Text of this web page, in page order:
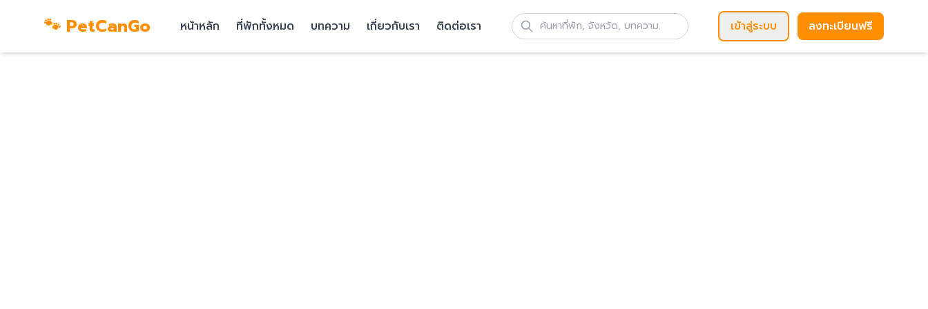
🐾 PetCanGo หน้าหลัก ที่พักทั้งหมด บทความ เกี่ยวกับเรา ติดต่อเรา เข้าสู่ระบบ ลงทะเบียนฟรี